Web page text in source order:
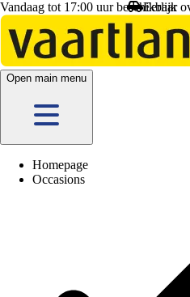
Vandaag tot 17:00 uur beschikbaar
Open main menu
Homepage
Occasions